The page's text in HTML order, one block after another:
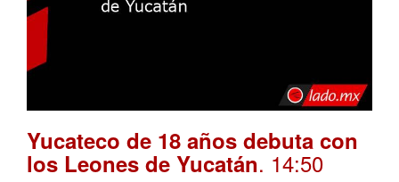
Yucateco de 18 años debuta con
los Leones de Yucatán. 14:50